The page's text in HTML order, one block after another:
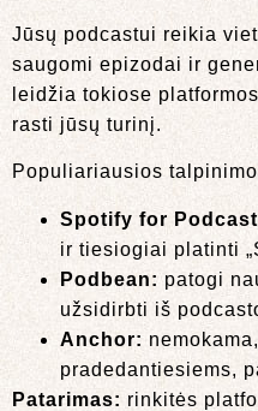
Jūsų podcastui reikia
saugomi epizodai ir
leidžia tokiose
rasti jūsų turinį.
Populiariausios
Spotify for
ir tiesiogiai platinti
Podbean: patogi
užsidirbti iš
Anchor:
pradedantiesiems,
Patarimas: rinkitės